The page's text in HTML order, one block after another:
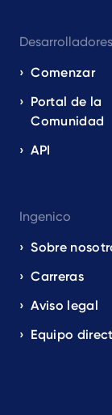
Desarrolladores
Comenzar
Portal de la
Comunidad
API
Ingenico
Sobre
Carreras
Aviso legal
Equipo